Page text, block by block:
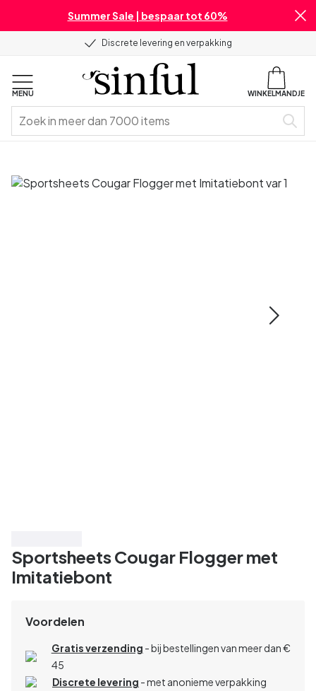
Summer Sale | bespaar tot 60%
Discrete levering en verpakking
MENU WINKELMANDJE
Sportsheets Cougar Flogger met
Imitatiebont
Voordelen
Gratis verzending - bij bestellingen van meer dan €
45
Discrete levering - met anonieme verpakking